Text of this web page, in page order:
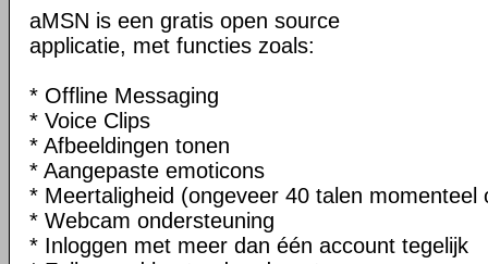
aMSN is een gratis open source
applicatie, met functies zoals:
* Offline Messaging
* Voice Clips
* Afbeeldingen tonen
* Aangepaste emoticons
* Meertaligheid (ongeveer 40 talen momenteel
* Webcam ondersteuning
* Inloggen met meer dan één account tegelijk